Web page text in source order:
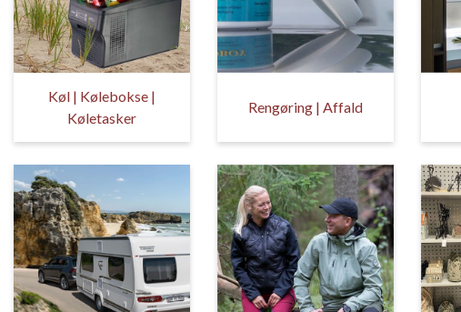
Køl | Kølebokse |
Køletasker
Rengøring | Affald